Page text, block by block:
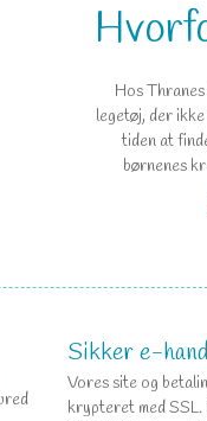
Hos
legetøj, der
tiden at
børnenes
Sikker e-
Vores site og
krypteret med